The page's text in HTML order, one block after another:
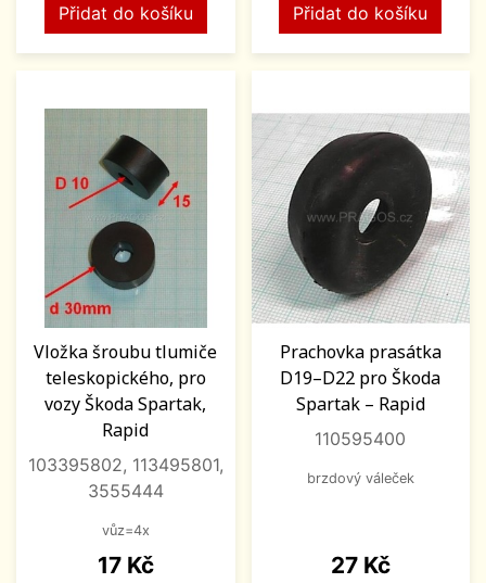
Přidat do košíku Přidat do košíku
Vložka šroubu tlumiče
teleskopického, pro
vozy Škoda Spartak,
Rapid
103395802, 113495801,
3555444
vůz=4x
Cena
17 Kč
Prachovka prasátka
D19–D22 pro Škoda
Spartak – Rapid
110595400
brzdový váleček
Cena
27 Kč